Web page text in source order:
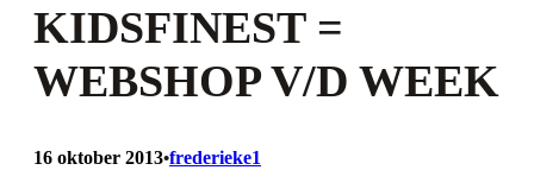
KIDSFINEST =
WEBSHOP V/D WEEK
16 oktober 2013•frederieke1